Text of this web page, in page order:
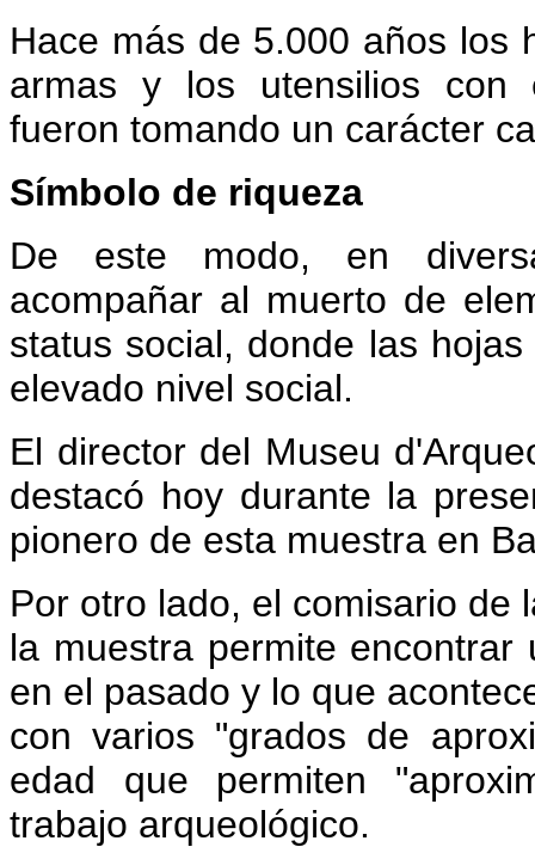
Hace más de 5.000 años los
armas y los utensilios con
fueron tomando un carácter
Símbolo de riqueza
De este modo, en
acompañar al muerto de
status social, donde las
elevado nivel social.
El director del Museu
destacó hoy durante la
pionero de esta muestra en
Por otro lado, el comisario de
la muestra permite
en el pasado y lo que
con varios "grados de
edad que permiten
trabajo arqueológico.